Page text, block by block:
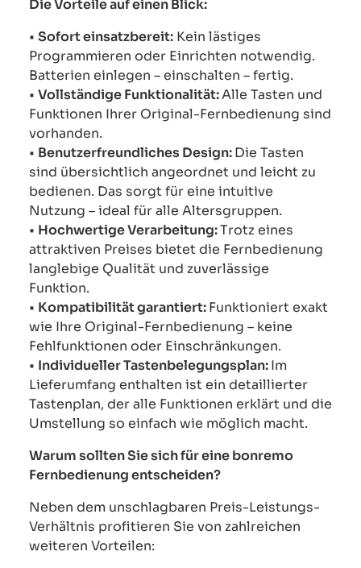
Die Vorteile auf einen Blick:
• Sofort einsatzbereit: Kein lästiges
Programmieren oder Einrichten notwendig.
Batterien einlegen – einschalten – fertig.
• Vollständige Funktionalität:Alle Tasten und
Funktionen Ihrer Original-Fernbedienung sind
vorhanden.
• Benutzerfreundliches Design:Die Tasten
sind übersichtlich angeordnet und leicht zu
bedienen. Das sorgt für eine intuitive
Nutzung – ideal für alle Altersgruppen.
• Hochwertige Verarbeitung:Trotz eines
attraktiven Preises bietet die Fernbedienung
langlebige Qualität und zuverlässige
Funktion.
• Kompatibilität garantiert:Funktioniert exakt
wie Ihre Original-Fernbedienung – keine
Fehlfunktionen oder Einschränkungen.
• Individueller Tastenbelegungsplan:Im
Lieferumfang enthalten ist ein detaillierter
Tastenplan, der alle Funktionen erklärt und die
Umstellung so einfach wie möglich macht.
Warum sollten Sie sich für eine bonremo
Fernbedienung entscheiden?
Neben dem unschlagbaren Preis-Leistungs-
Verhältnis profitieren Sie von zahlreichen
weiteren Vorteilen: